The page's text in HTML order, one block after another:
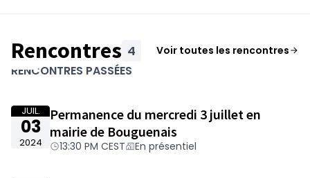
question et avis.Courant novembre 2024, il
apportera une réponse globale à vos
contributions au sein du bilan de la
retenus et leur motivation.
Rencontres 4 Voir toutes les rencontres
L'élément suivant est une carte qui présente les
Passer la carte
−
Leaflet
RENCONTRES PASSÉES
JUIL.
03
2024
Permanence du mercredi 3 juillet en
mairie de Bouguenais
13:30 PM CEST En présentiel